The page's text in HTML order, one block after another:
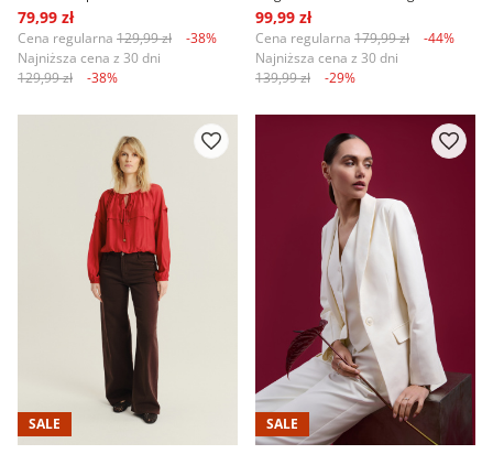
79,99 zł
Cena regularna 129,99 zł
-38%
Najniższa cena z 30 dni
129,99 zł
-38%
99,99 zł
Cena regularna 179,99 zł
-44%
Najniższa cena z 30 dni
139,99 zł
-29%
SALE SALE